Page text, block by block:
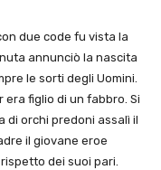
due code fu vista la
annunciò la nascita
le sorti degli Uomini.
era figlio di un fabbro. Si
di orchi predoni assalì il
il giovane eroe
dei suoi pari.